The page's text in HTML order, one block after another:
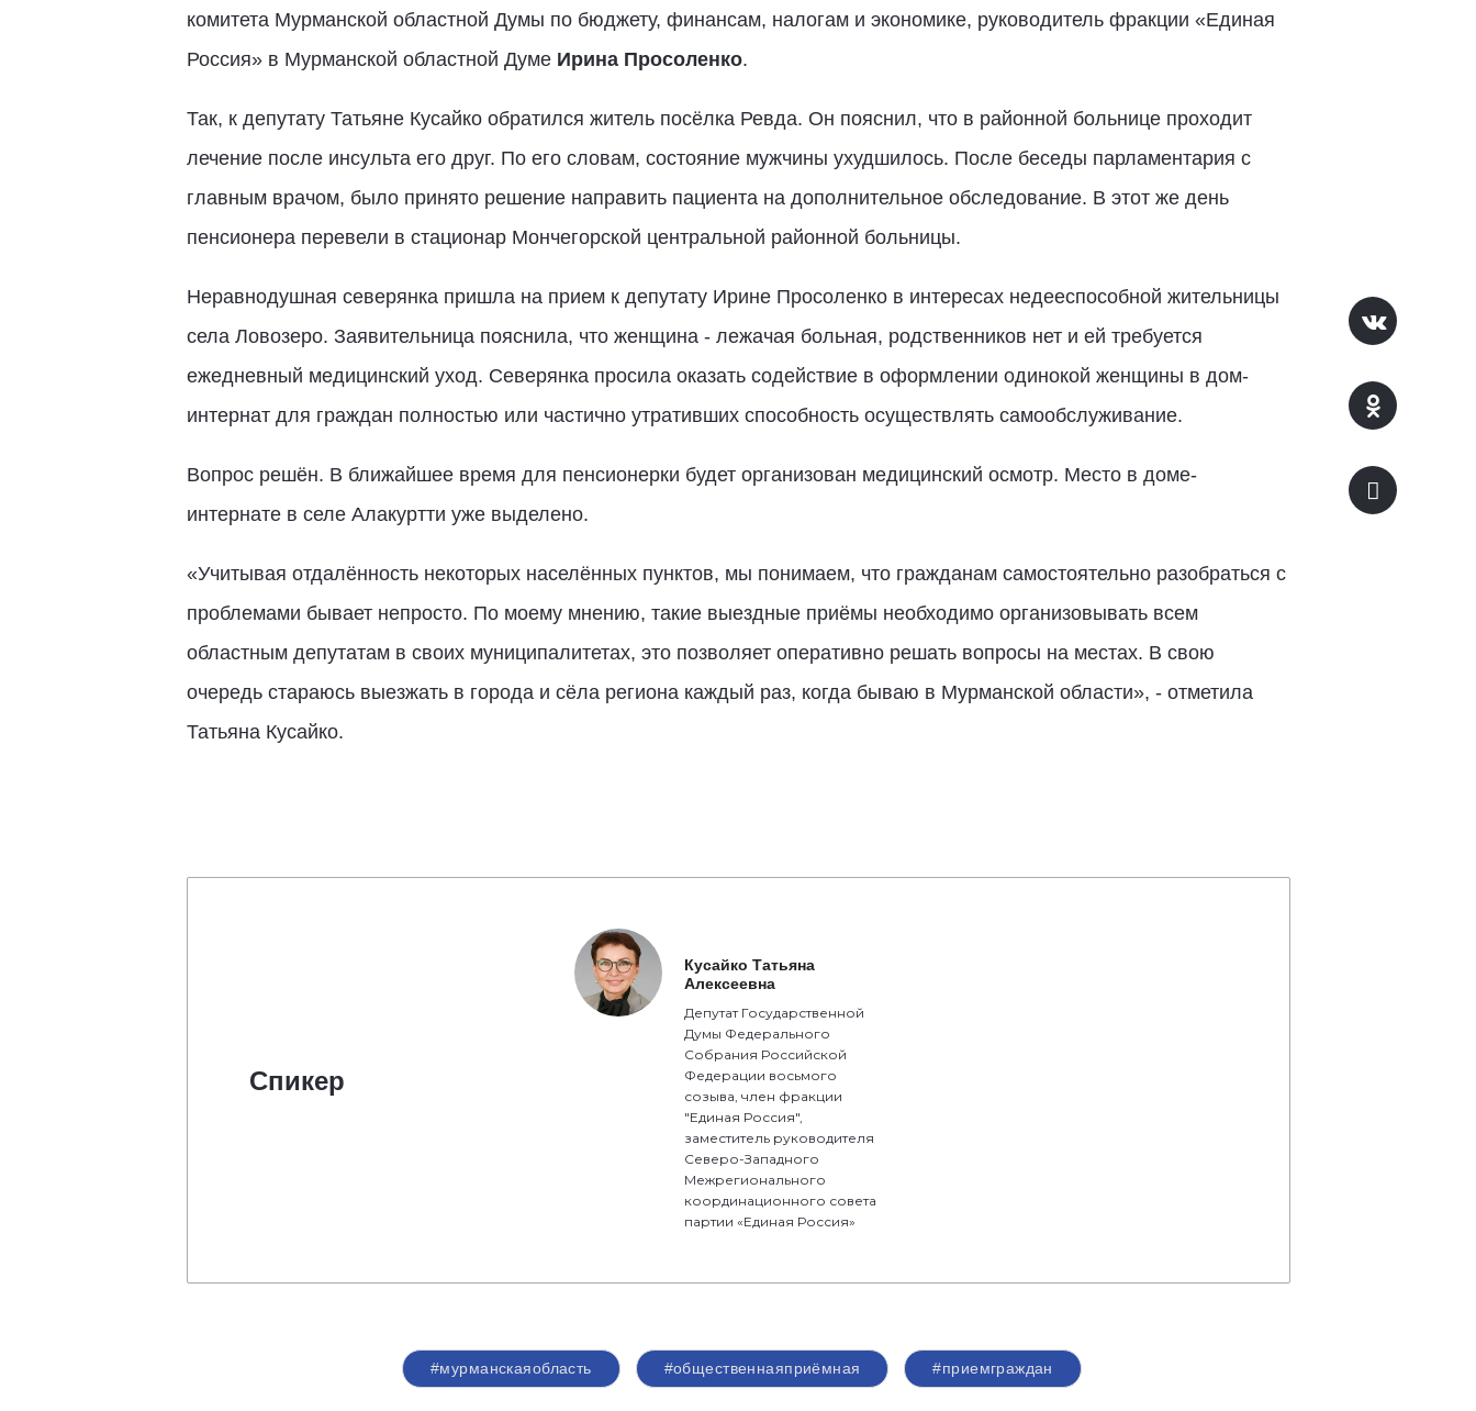
комитета Мурманской областной Думы по бюджету, финансам, налогам и экономике, руководитель фракции «Единая
Россия» в Мурманской областной Думе Ирина Просоленко.
Так, к депутату Татьяне Кусайко обратился житель посёлка Ревда. Он пояснил, что в районной больнице проходит
лечение после инсульта его друг. По его словам, состояние мужчины ухудшилось. После беседы парламентария с
главным врачом, было принято решение направить пациента на дополнительное обследование. В этот же день
пенсионера перевели в стационар Мончегорской центральной районной больницы.
Неравнодушная северянка пришла на прием к депутату Ирине Просоленко в интересах недееспособной жительницы
села Ловозеро. Заявительница пояснила, что женщина - лежачая больная, родственников нет и ей требуется
ежедневный медицинский уход. Северянка просила оказать содействие в оформлении одинокой женщины в дом-
интернат для граждан полностью или частично утративших способность осуществлять самообслуживание.
Вопрос решён. В ближайшее время для пенсионерки будет организован медицинский осмотр. Место в доме-
интернате в селе Алакуртти уже выделено.
«Учитывая отдалённость некоторых населённых пунктов, мы понимаем, что гражданам самостоятельно разобраться с
проблемами бывает непросто. По моему мнению, такие выездные приёмы необходимо организовывать всем
областным депутатам в своих муниципалитетах, это позволяет оперативно решать вопросы на местах. В свою
очередь стараюсь выезжать в города и сёла региона каждый раз, когда бываю в Мурманской области», - отметила
Татьяна Кусайко.
Спикер
Кусайко Татьяна
Алексеевна
Депутат Государственной
Думы Федерального
Собрания Российской
Федерации восьмого
созыва, член фракции
"Единая Россия",
заместитель руководителя
Северо-Западного
Межрегионального
координационного совета
партии «Единая Россия»
#мурманскаяобласть #общественнаяприёмная #приемграждан